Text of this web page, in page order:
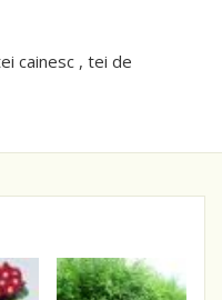
cainesc , tei de